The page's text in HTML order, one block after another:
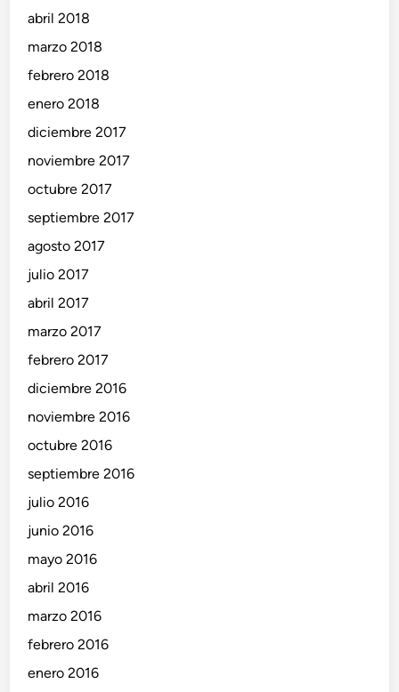
abril 2018
marzo 2018
febrero 2018
enero 2018
diciembre 2017
noviembre 2017
octubre 2017
septiembre 2017
agosto 2017
julio 2017
abril 2017
marzo 2017
febrero 2017
diciembre 2016
noviembre 2016
octubre 2016
septiembre 2016
julio 2016
junio 2016
mayo 2016
abril 2016
marzo 2016
febrero 2016
enero 2016